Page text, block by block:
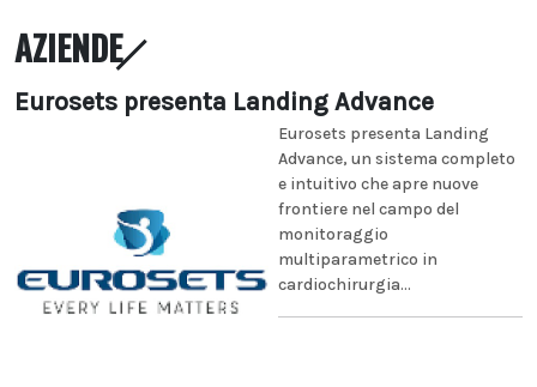
AZIENDE
Eurosets presenta Landing Advance
Eurosets presenta Landing
Advance, un sistema completo
e intuitivo che apre nuove
frontiere nel campo del
monitoraggio
multiparametrico in
cardiochirurgia...